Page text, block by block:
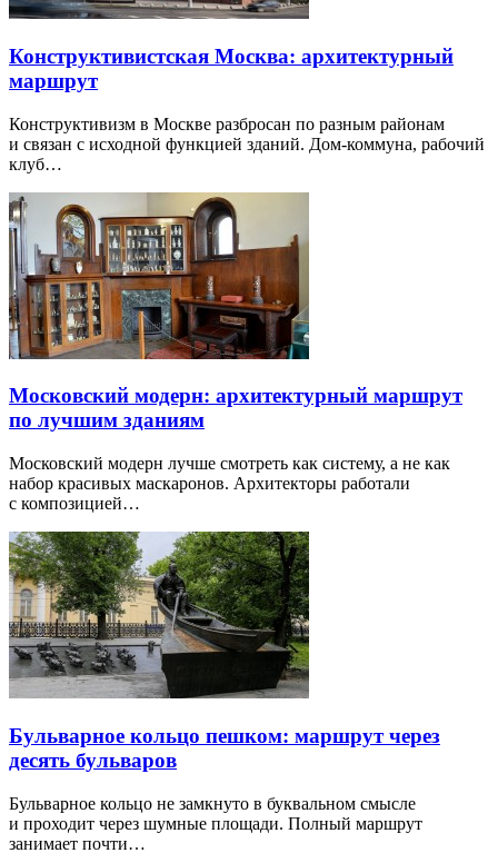
Конструктивистская Москва: архитектурный
маршрут
Конструктивизм в Москве разбросан по разным районам
и связан с исходной функцией зданий. Дом-коммуна, рабочий
клуб…
Московский модерн: архитектурный маршрут
по лучшим зданиям
Московский модерн лучше смотреть как систему, а не как
набор красивых маскаронов. Архитекторы работали
с композицией…
Бульварное кольцо пешком: маршрут через
десять бульваров
Бульварное кольцо не замкнуто в буквальном смысле
и проходит через шумные площади. Полный маршрут
занимает почти…